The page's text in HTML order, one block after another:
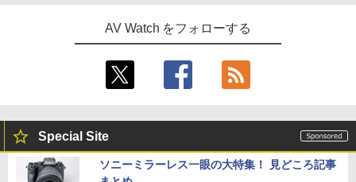
AV Watch をフォローする
Special Site
ソニーミラーレス一眼の大特集！ 見どころ記事